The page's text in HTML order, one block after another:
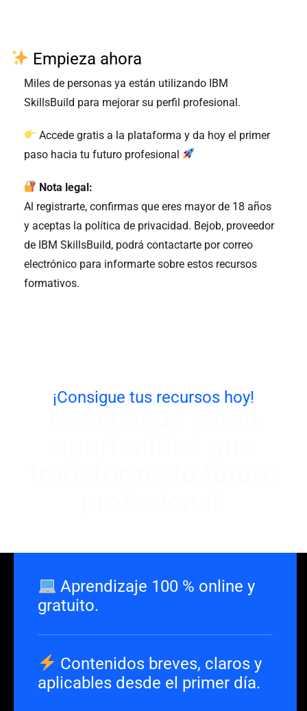
Empieza ahora
Miles de personas ya están utilizando IBM
SkillsBuild para mejorar su perfil profesional.
Accede gratis a la plataforma y da hoy el primer
paso hacia tu futuro profesional
Nota legal:
Al registrarte, confirmas que eres mayor de 18 años
y aceptas la política de privacidad. Bejob, proveedor
de IBM SkillsBuild, podrá contactarte por correo
electrónico para informarte sobre estos recursos
formativos.
¡Consigue tus recursos hoy!
Aprendizaje 100 % online y
gratuito.
Contenidos breves, claros y
aplicables desde el primer día.